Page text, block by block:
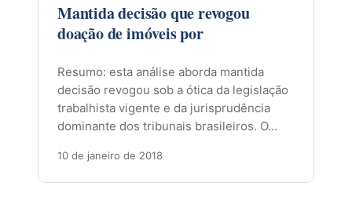
Mantida decisão que revogou
doação de imóveis por
Resumo: esta análise aborda mantida
decisão revogou sob a ótica da legislação
trabalhista vigente e da jurisprudência
dominante dos tribunais brasileiros. O…
10 de janeiro de 2018